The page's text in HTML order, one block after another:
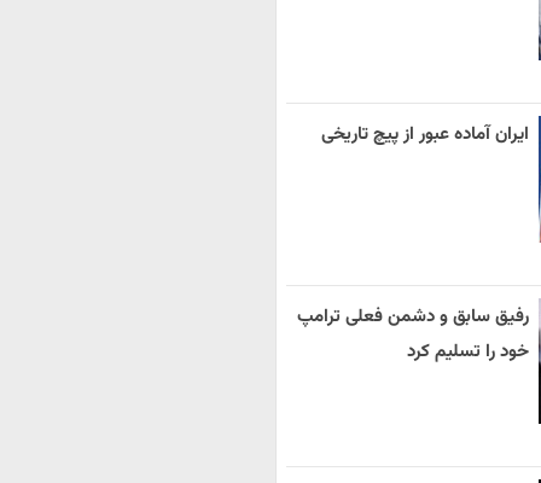
ایران آماده عبور از پیچ تاریخی
رفیق سابق و دشمن فعلی ترامپ
خود را تسلیم کرد